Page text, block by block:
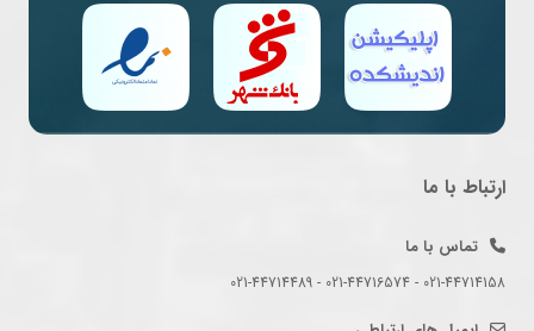
ارتباط با ما
تماس با ما
021-44714158 - 021-44716574 - 021-44714489